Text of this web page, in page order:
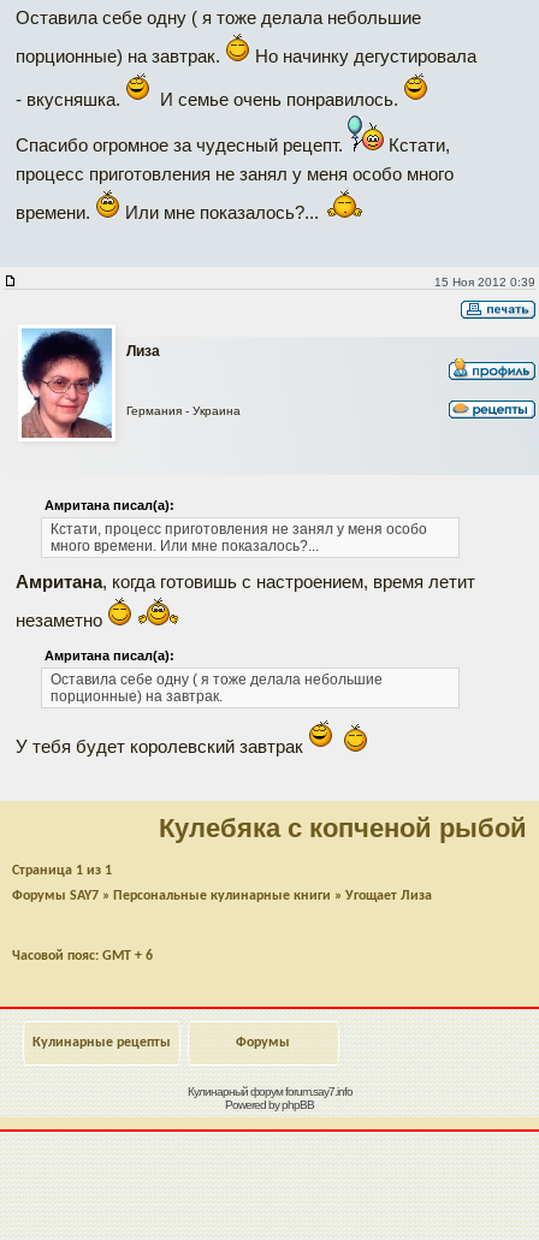
Оставила себе одну ( я тоже делала небольшие
порционные) на завтрак.
Но начинку дегустировала
- вкусняшка. И семье очень понравилось.
Спасибо огромное за чудесный рецепт.
Кстати,
процесс приготовления не занял у меня особо много
времени.
Или мне показалось?...
15 Ноя 2012 0:39
Лиза
Германия - Украина
Амритана писал(а):
Кстати, процесс приготовления не занял у меня особо
много времени. Или мне показалось?...
Амритана, когда готовишь с настроением, время летит
незаметно
Амритана писал(а):
Оставила себе одну ( я тоже делала небольшие
порционные) на завтрак.
У тебя будет королевский завтрак
Кулебяка с копченой рыбой
Страница 1 из 1
Форумы SAY7 » Персональные кулинарные книги » Угощает Лиза
Часовой пояс: GMT + 6
Кулинарные рецепты Форумы
Кулинарный форумforum.say7.info
Powered byphpBB